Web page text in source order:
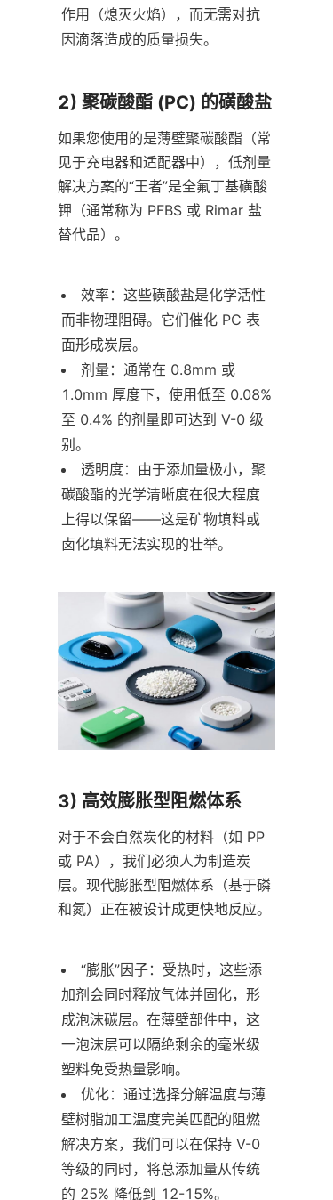
作用（熄灭火焰），而无需对抗
因滴落造成的质量损失。
2) 聚碳酸酯 (PC) 的磺酸盐
如果您使用的是薄壁聚碳酸酯（常
见于充电器和适配器中），低剂量
解决方案的“王者”是全氟丁基磺酸
钾（通常称为 PFBS 或 Rimar 盐
替代品）。
效率：这些磺酸盐是化学活性
而非物理阻碍。它们催化 PC 表
面形成炭层。
剂量：通常在 0.8mm 或
1.0mm 厚度下，使用低至 0.08%
至 0.4% 的剂量即可达到 V-0 级
别。
透明度：由于添加量极小，聚
碳酸酯的光学清晰度在很大程度
上得以保留——这是矿物填料或
卤化填料无法实现的壮举。
3) 高效膨胀型阻燃体系
对于不会自然炭化的材料（如 PP
或 PA），我们必须人为制造炭
层。现代膨胀型阻燃体系（基于磷
和氮）正在被设计成更快地反应。
“膨胀”因子：受热时，这些添
加剂会同时释放气体并固化，形
成泡沫碳层。在薄壁部件中，这
一泡沫层可以隔绝剩余的毫米级
塑料免受热量影响。
优化：通过选择分解温度与薄
壁树脂加工温度完美匹配的阻燃
解决方案，我们可以在保持 V-0
等级的同时，将总添加量从传统
的 25% 降低到 12-15%。